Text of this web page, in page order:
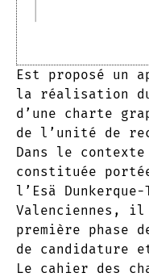
Est proposé un
la réalisation
d’une charte
de l’unité de
Dans le
constituée
l’Esä
Valenciennes, il
première phase
de candidature
Le cahier des